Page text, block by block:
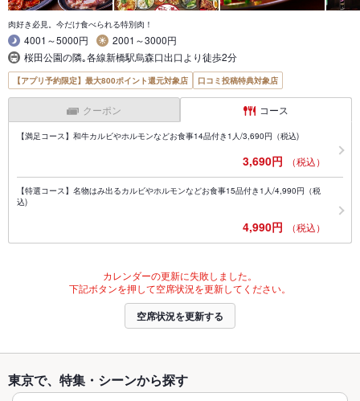
肉好き必見。今だけ食べられる特別肉！
4001～5000円
2001～3000円
桜田公園の隣｡各線新橋駅烏森口出口より徒歩2分
【アプリ予約限定】最大800ポイント還元対象店 口コミ投稿特典対象店
クーポン コース
【満足コース】和牛カルビやホルモンなどお食事14品付き1人/3,690円（税込)
3,690円 （税込）
【特選コース】名物はみ出るカルビやホルモンなどお食事15品付き1人/4,990円（税
込)
4,990円 （税込）
カレンダーの更新に失敗しました。
下記ボタンを押して空席状況を更新してください。
空席状況を更新する
東京で、特集・シーンから探す